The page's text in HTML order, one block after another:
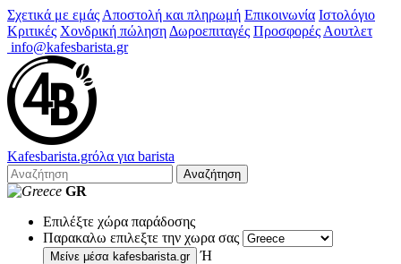
Σχετικά με εμάς Αποστολή και πληρωμή Επικοινωνία Ιστολόγιο
Κριτικές Χονδρική πώληση Δωροεπιταγές Προσφορές Αουτλετ
info@kafesbarista.gr
Kafesbarista.grόλα για barista
Αναζήτηση
GR
Επιλέξτε χώρα παράδοσης
Παρακαλω επιλεξτε την χωρα σας
Μείνε μέσα kafesbarista.gr Ή